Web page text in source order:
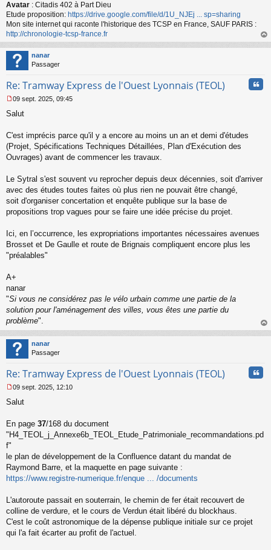
Avatar : Citadis 402 à Part Dieu
Etude proposition: https://drive.google.com/file/d/1U_NJEj ... sp=sharing
Mon site internet qui raconte l'historique des TCSP en France, SAUF PARIS :
http://chronologie-tcsp-france.fr
au
nanar
Passager
Re: Tramway Express de l'Ouest Lyonnais (TEOL)
e
s
g
e
o
n
u
09 sept. 2025, 09:45
Salut
C'est imprécis parce qu'il y a encore au moins un an et demi d'études
(Projet, Spécifications Techniques Détaillées, Plan d'Exécution des
Ouvrages) avant de commencer les travaux.
Le Sytral s'est souvent vu reprocher depuis deux décennies, soit d'arriver
avec des études toutes faites où plus rien ne pouvait être changé,
soit d'organiser concertation et enquête publique sur la base de
propositions trop vagues pour se faire une idée précise du projet.
Ici, en l’occurrence, les expropriations importantes nécessaires avenues
Brosset et De Gaulle et route de Brignais compliquent encore plus les
"préalables"
A+
nanar
"Si vous ne considérez pas le vélo urbain comme une partie de la
solution pour l'aménagement des villes, vous êtes une partie du
problème".
au
nanar
Passager
Re: Tramway Express de l'Ouest Lyonnais (TEOL)
e
s
a
g
n
o
n
09 sept. 2025, 12:10
Salut
En page 37/168 du document
"H4_TEOL_j_Annexe6b_TEOL_Etude_Patrimoniale_recommandations.pd
f"
le plan de développement de la Confluence datant du mandat de
Raymond Barre, et la maquette en page suivante :
https://www.registre-numerique.fr/enque ... /documents
L'autoroute passait en souterrain, le chemin de fer était recouvert de
colline de verdure, et le cours de Verdun était libéré du blockhaus.
C'est le coût astronomique de la dépense publique initiale sur ce projet
qui l'a fait écarter au profit de l'actuel.